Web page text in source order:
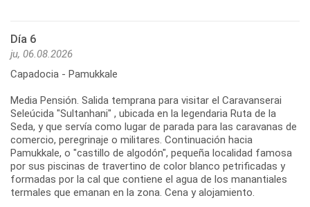
Día 6
ju, 06.08.2026
Capadocia - Pamukkale
Media Pensión. Salida temprana para visitar el Caravanserai
Seleúcida "Sultanhani" , ubicada en la legendaria Ruta de la
Seda, y que servía como lugar de parada para las caravanas de
comercio, peregrinaje o militares. Continuación hacia
Pamukkale, o "castillo de algodón", pequeña localidad famosa
por sus piscinas de travertino de color blanco petrificadas y
formadas por la cal que contiene el agua de los manantiales
termales que emanan en la zona. Cena y alojamiento.